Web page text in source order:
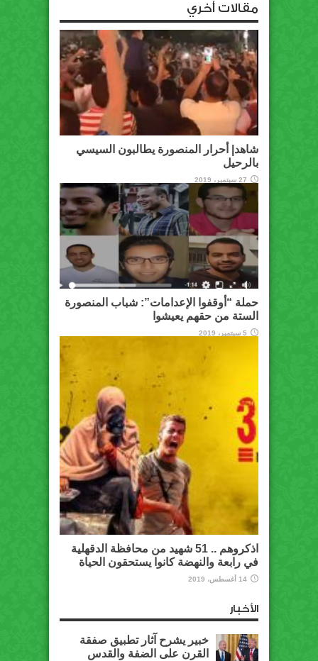
مقالات أخري
شاهد| أحرار المنصورة يطالبون السيسي
بالرحيل
27 سبتمبر، 2019
حملة “أوقفوا الإعدامات”: شباب المنصورة
الستة من حقهم يعيشوا
5 سبتمبر، 2019
اذكروهم .. 51 شهيد من محافظة الدقهلية
في رابعة والنهضة كانوا يستحقون الحياة
14 أغسطس، 2019
الأخبار
خبير يشرح آثار تطبيق صفقة
القرن على الضفة والقدس